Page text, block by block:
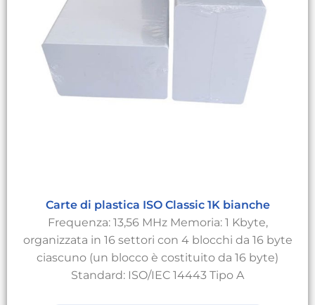
Carte di plastica ISO Classic 1K bianche
Frequenza: 13,56 MHz Memoria: 1 Kbyte,
organizzata in 16 settori con 4 blocchi da 16 byte
ciascuno (un blocco è costituito da 16 byte)
Standard: ISO/IEC 14443 Tipo A